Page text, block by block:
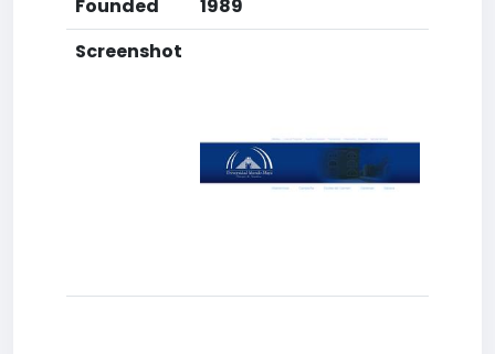
Founded
1989
Screenshot